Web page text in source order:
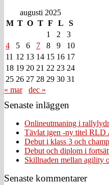
augusti 2025
M T O T F L
S
1
2
3
4
5 6 7 8 9
10
11 12 13 14 15 16 17
18 19 20 21 22 23 24
25 26 27 28 29 30 31
« mar
dec »
Senaste inläggen
Onlineutmaning i
Tävlat igen -ny titel RLD
Debut i klass 3 och
Debut och diplom i
Skillnaden mellan agility
Senaste kommentarer